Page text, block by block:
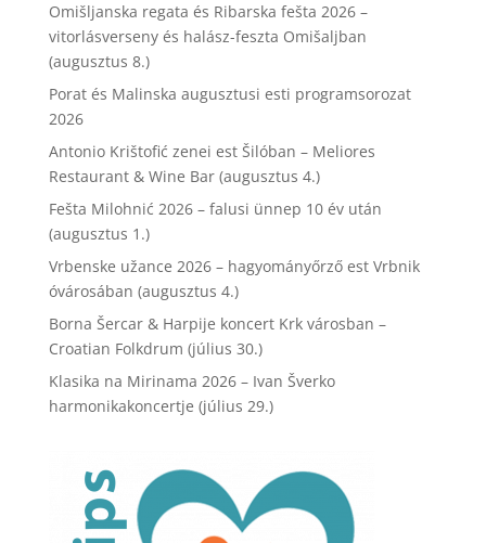
Omišljanska regata és Ribarska fešta 2026 –
vitorlásverseny és halász-feszta Omišaljban
(augusztus 8.)
Porat és Malinska augusztusi esti programsorozat
2026
Antonio Krištofić zenei est Šilóban – Meliores
Restaurant & Wine Bar (augusztus 4.)
Fešta Milohnić 2026 – falusi ünnep 10 év után
(augusztus 1.)
Vrbenske užance 2026 – hagyományőrző est Vrbnik
óvárosában (augusztus 4.)
Borna Šercar & Harpije koncert Krk városban –
Croatian Folkdrum (július 30.)
Klasika na Mirinama 2026 – Ivan Šverko
harmonikakoncertje (július 29.)